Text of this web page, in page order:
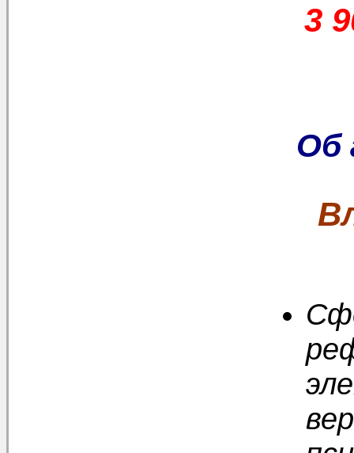
3
Об